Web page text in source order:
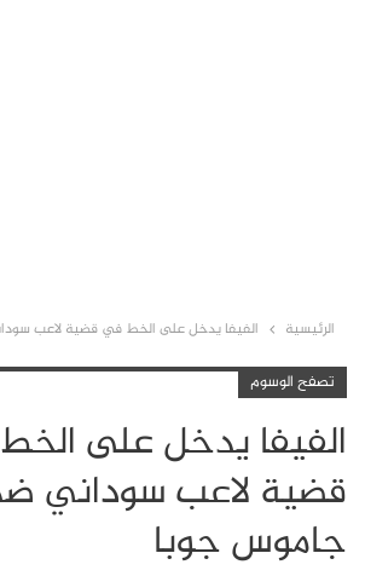
الرئيسية الفيفا يدخل على الخط في قضية لاعب
تصفح الوسوم
الفيفا يدخل على
قضية لاعب سوداني
جاموس جوبا